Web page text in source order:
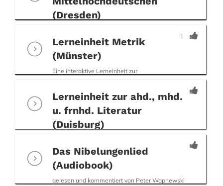
(Dresden)
Alexander Lasch, TU Dresden
Lerneinheit Metrik
(Münster)
Eine interaktive Lerneinheit zur
1
Lerneinheit zur ahd., mhd.
u. frnhd. Literatur
(Duisburg)
mittelhochdeutschen Texten
Das Nibelungenlied
(Audiobook)
gelesen und kommentiert von Peter Wapnewski